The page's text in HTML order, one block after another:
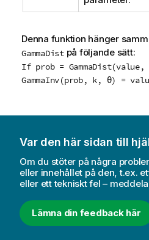
Denna funktion hänger
GammaDistpå följande sätt:
If prob =
GammaInv(prob, k, θ) =
Var den här sidan till
Om du stöter på några
eller innehållet på den, t.ex.
eller ett tekniskt fel –
Lämna din feedback här